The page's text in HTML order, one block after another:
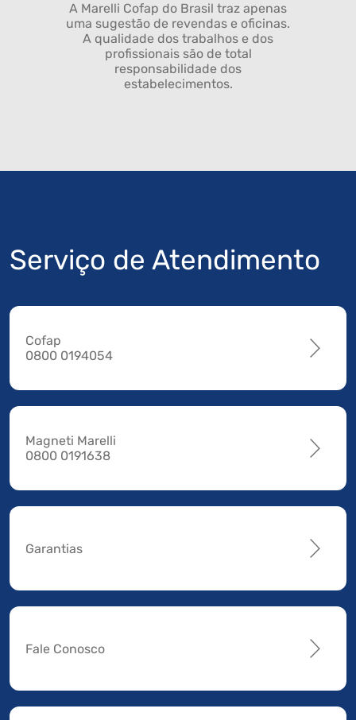
A Marelli Cofap do Brasil traz apenas
uma sugestão de revendas e oficinas.
A qualidade dos trabalhos e dos
profissionais são de total
responsabilidade dos
estabelecimentos.
Serviço de Atendimento
Cofap
0800 0194054
Magneti Marelli
0800 0191638
Garantias
Fale Conosco